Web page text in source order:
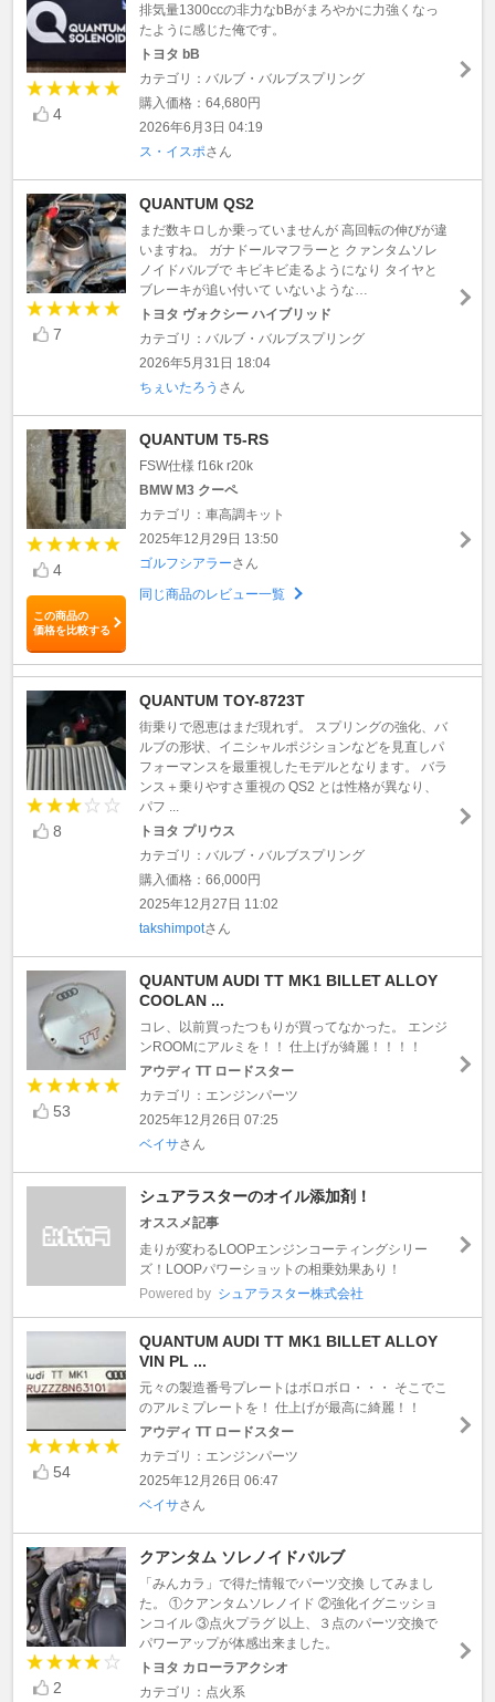
4
排気量1300ccの非力なbBがまろやかに力強くなっ
たように感じた俺です。
トヨタ bB
カテゴリ：バルブ・バルブスプリング
購入価格：64,680円
2026年6月3日 04:19
ス・イスポさん
7
QUANTUM QS2
まだ数キロしか乗っていませんが 高回転の伸びが違
いますね。 ガナドールマフラーと クァンタムソレ
ノイドバルブで キビキビ走るようになり タイヤと
ブレーキが追い付いて いないような…
トヨタ ヴォクシー ハイブリッド
カテゴリ：バルブ・バルブスプリング
2026年5月31日 18:04
ちぇいたろう さん
4
この商品の
価格を比較する
QUANTUM T5-RS
FSW仕様 f16k r20k
BMW M3 クーペ
カテゴリ：車高調キット
2025年12月29日 13:50
ゴルフシアラーさん
同じ商品のレビュー一覧
8
QUANTUM TOY-8723T
街乗りで恩恵はまだ現れず。 スプリングの強化、バ
ルブの形状、イニシャルポジションなどを見直しパ
フォーマンスを最重視したモデルとなります。 バラ
ンス＋乗りやすさ重視の QS2 とは性格が異なり、
パフ ...
トヨタ プリウス
カテゴリ：バルブ・バルブスプリング
購入価格：66,000円
2025年12月27日 11:02
takshimpotさん
53
QUANTUM AUDI TT MK1 BILLET ALLOY
COOLAN ...
コレ、以前買ったつもりが買ってなかった。 エンジ
ンROOMにアルミを！！ 仕上げが綺麗！！！！
アウディ TT ロードスター
カテゴリ：エンジンパーツ
2025年12月26日 07:25
ベイサさん
シュアラスターのオイル添加剤！
オススメ記事
走りが変わるLOOPエンジンコーティングシリー
ズ！LOOPパワーショットの相乗効果あり！
Powered by シュアラスター株式会社
54
QUANTUM AUDI TT MK1 BILLET ALLOY
VIN PL ...
元々の製造番号プレートはボロボロ・・・ そこでこ
のアルミプレートを！ 仕上げが最高に綺麗！！
アウディ TT ロードスター
カテゴリ：エンジンパーツ
2025年12月26日 06:47
ベイサさん
2
クアンタム ソレノイドバルブ
「みんカラ」で得た情報でパーツ交換 してみまし
た。 ①クアンタムソレノイド ②強化イグニッショ
ンコイル ③点火プラグ 以上、３点のパーツ交換で
パワーアップが体感出来ました。
トヨタ カローラアクシオ
カテゴリ：点火系